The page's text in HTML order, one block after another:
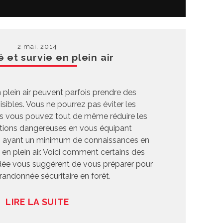
2 mai, 2014
et survie en plein air
plein air peuvent parfois prendre des
Vous ne pourrez pas éviter les
vous pouvez tout de même réduire les
dangereuses en vous équipant
un minimum de connaissances en
plein air. Voici comment certains des
vous suggèrent de vous préparer pour
sécuritaire en forêt.
LIRE LA SUITE